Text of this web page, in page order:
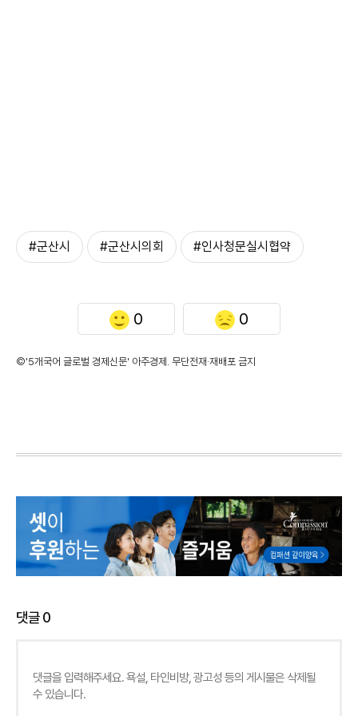
#군산시 #군산시의회 #인사청문실시협약
0 0
©'5개국어 글로벌 경제신문' 아주경제. 무단전재·재배포 금지
댓글0